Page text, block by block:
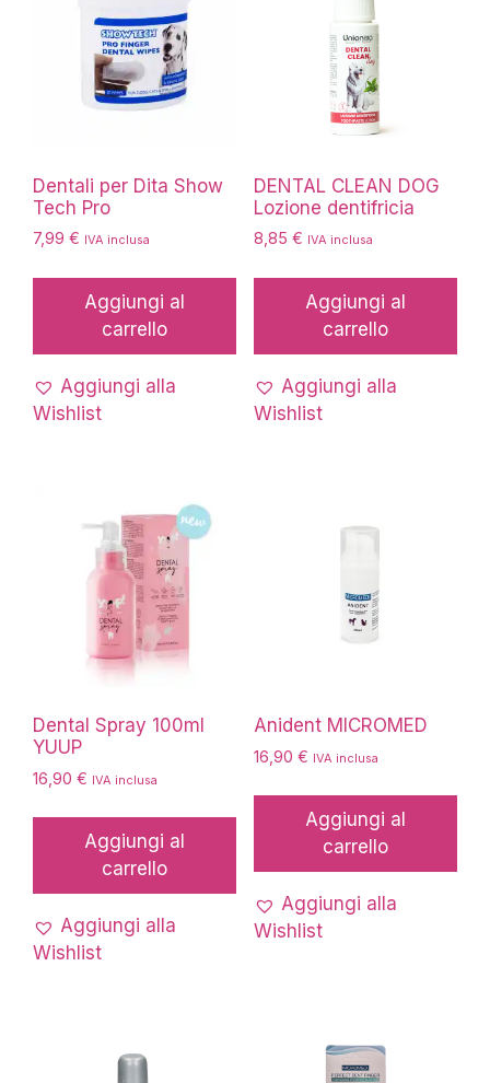
Dentali per Dita Show
Tech Pro
7,99 € IVA inclusa
Aggiungi al
carrello
Aggiungi alla
Wishlist
DENTAL CLEAN DOG
Lozione dentifricia
8,85 € IVA inclusa
Aggiungi al
carrello
Aggiungi alla
Wishlist
Dental Spray 100ml
YUUP
16,90 € IVA inclusa
Aggiungi al
carrello
Aggiungi alla
Wishlist
Anident MICROMED
16,90 € IVA inclusa
Aggiungi al
carrello
Aggiungi alla
Wishlist